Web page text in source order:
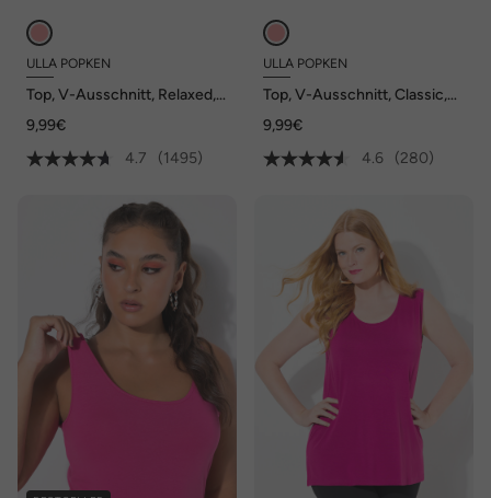
ULLA POPKEN
Top, V-Ausschnitt, Relaxed,
9,99€
4.7
(1495)
ULLA POPKEN
Top, V-Ausschnitt, Classic,
9,99€
4.6
(280)